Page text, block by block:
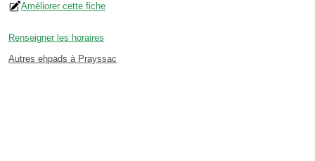
Améliorer cette fiche
Renseigner les horaires
Autres ehpads à Prayssac